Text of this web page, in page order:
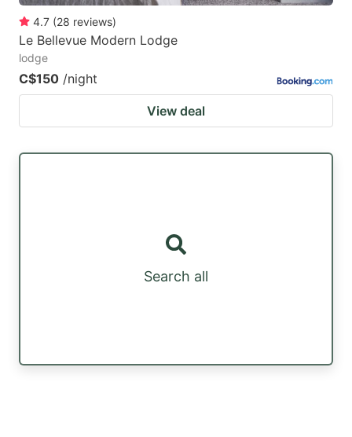
4.7 (28 reviews)
Le Bellevue Modern Lodge
lodge
C$150 /night
View deal
Search all